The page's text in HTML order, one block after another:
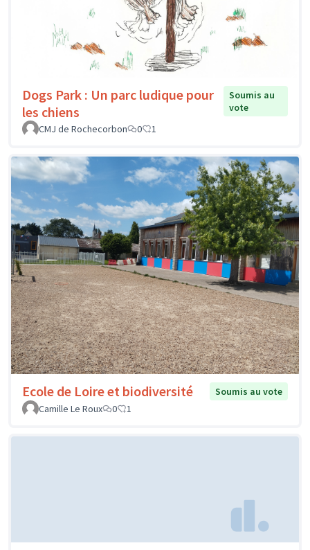
Dogs Park : Un parc ludique pour
les chiens
Soumis au
vote
CMJ de Rochecorbon
0 1
Ecole de Loire et biodiversité
Soumis au vote
Camille Le Roux
0 1